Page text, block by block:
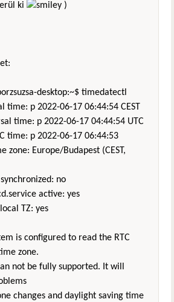
ki
)
desktop:~$ timedatectl
06-17 06:44:54 CEST
p 2022-06-17 04:44:54 UTC
2022-06-17 06:44:53
Budapest (CEST,
no
active: yes
TZ: yes
is configured to read the RTC
zone.
be fully supported. It will
and daylight saving time